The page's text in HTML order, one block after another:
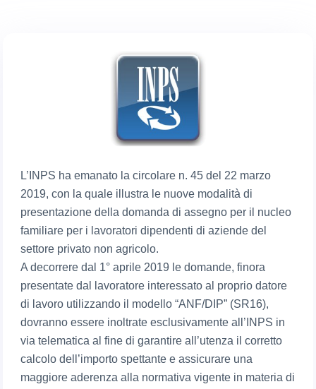
L’INPS ha emanato la circolare n. 45 del 22 marzo
2019, con la quale illustra le nuove modalità di
presentazione della domanda di assegno per il nucleo
familiare per i lavoratori dipendenti di aziende del
settore privato non agricolo.
A decorrere dal 1° aprile 2019 le domande, finora
presentate dal lavoratore interessato al proprio datore
di lavoro utilizzando il modello “ANF/DIP” (SR16),
dovranno essere inoltrate esclusivamente all’INPS in
via telematica al fine di garantire all’utenza il corretto
calcolo dell’importo spettante e assicurare una
maggiore aderenza alla normativa vigente in materia di